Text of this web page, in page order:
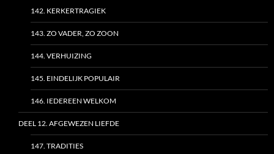
142. KERKERTRAGIEK
143. ZO VADER, ZO ZOON
144. VERHUIZING
145. EINDELIJK POPULAIR
146. IEDEREEN WELKOM
DEEL 12. AFGEWEZEN LIEFDE
147. TRADITIES